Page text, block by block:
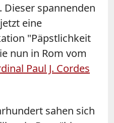
Dieser spannenden
eine
"Päpstlichkeit
nun in Rom vom
Paul J. Cordes
sahen sich